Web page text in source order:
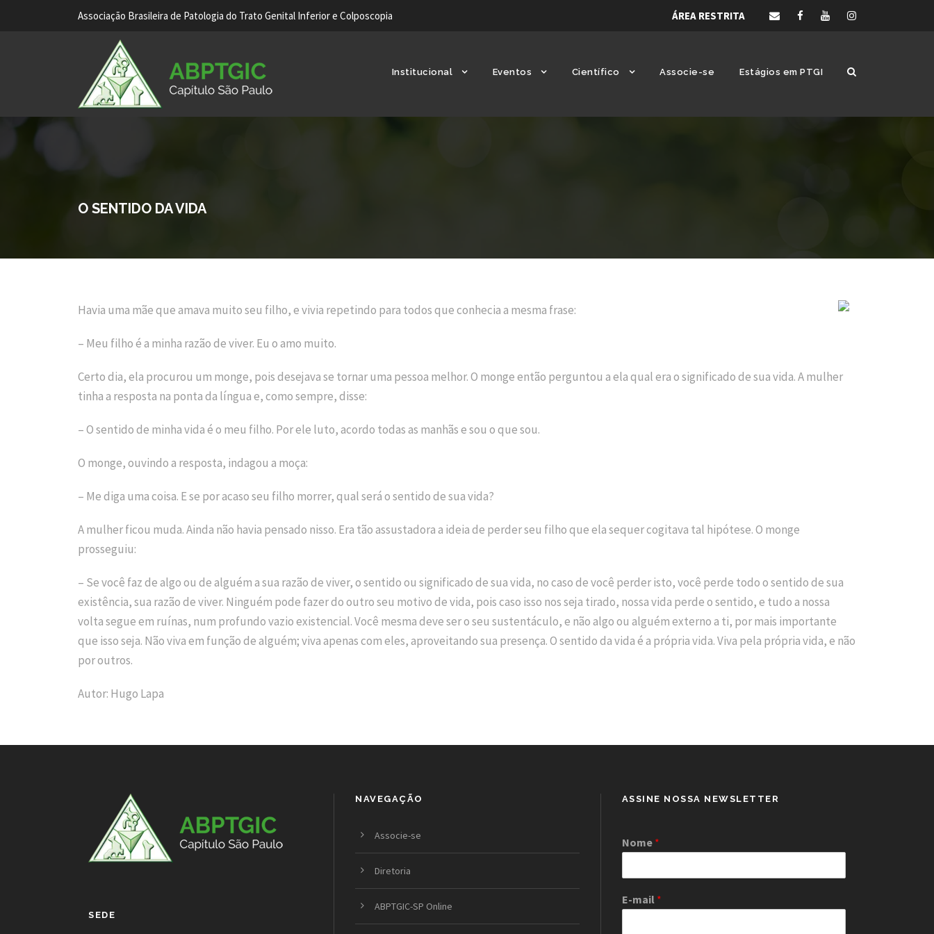
Associação Brasileira de Patologia do Trato Genital Inferior e Colposcopia ÁREA RESTRITA
Institucional Eventos Científico Associe-se Estágios em PTGI
O SENTIDO DA VIDA
Havia uma mãe que amava muito seu filho, e vivia repetindo para todos que conhecia a mesma frase:
– Meu filho é a minha razão de viver. Eu o amo muito.
Certo dia, ela procurou um monge, pois desejava se tornar uma pessoa melhor. O monge então perguntou a ela qual era o significado de sua vida. A mulher
tinha a resposta na ponta da língua e, como sempre, disse:
– O sentido de minha vida é o meu filho. Por ele luto, acordo todas as manhãs e sou o que sou.
O monge, ouvindo a resposta, indagou a moça:
– Me diga uma coisa. E se por acaso seu filho morrer, qual será o sentido de sua vida?
A mulher ficou muda. Ainda não havia pensado nisso. Era tão assustadora a ideia de perder seu filho que ela sequer cogitava tal hipótese. O monge
prosseguiu:
– Se você faz de algo ou de alguém a sua razão de viver, o sentido ou significado de sua vida, no caso de você perder isto, você perde todo o sentido de sua
existência, sua razão de viver. Ninguém pode fazer do outro seu motivo de vida, pois caso isso nos seja tirado, nossa vida perde o sentido, e tudo a nossa
volta segue em ruínas, num profundo vazio existencial. Você mesma deve ser o seu sustentáculo, e não algo ou alguém externo a ti, por mais importante
que isso seja. Não viva em função de alguém; viva apenas com eles, aproveitando sua presença. O sentido da vida é a própria vida. Viva pela própria vida, e não
por outros.
Autor: Hugo Lapa
SEDE
NAVEGAÇÃO
Associe-se
Diretoria
ABPTGIC-SP Online
ASSINE NOSSA NEWSLETTER
Nome *
E-mail *